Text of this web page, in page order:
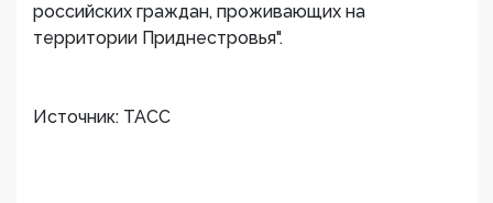
российских граждан, проживающих на
территории Приднестровья".
Источник: ТАСС